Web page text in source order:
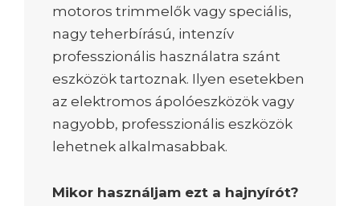
motoros trimmelők vagy speciális,
nagy teherbírású, intenzív
professzionális használatra szánt
eszközök tartoznak. Ilyen esetekben
az elektromos ápolóeszközök vagy
nagyobb, professzionális eszközök
lehetnek alkalmasabbak.
Mikor használjam ezt a hajnyírót?